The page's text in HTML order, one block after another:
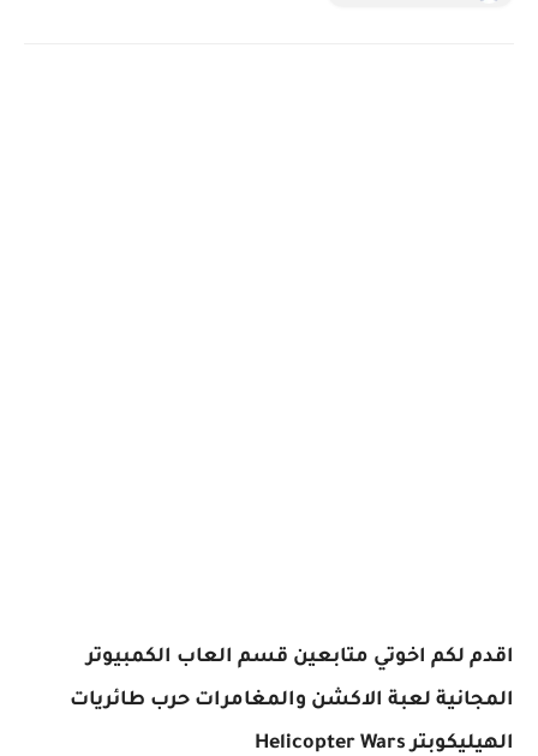
اقدم لكم اخوتي متابعين قسم العاب الكمبيوتر
المجانية لعبة الاكشن والمغامرات حرب طائريات
الهيليكوبتر Helicopter Wars